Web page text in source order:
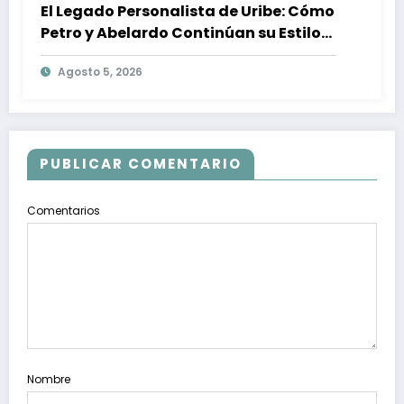
El Legado Personalista de Uribe: Cómo
Petro y Abelardo Continúan su Estilo
de Gobierno
Agosto 5, 2026
PUBLICAR COMENTARIO
Comentarios
Nombre